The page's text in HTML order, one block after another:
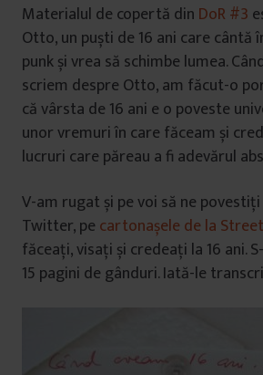
Materialul de copertă din DoR #3
Otto, un puști de 16 ani care cântă
punk și vrea să schimbe lumea.
scriem despre Otto, am făcut-o
că vârsta de 16 ani e o poveste
unor vremuri în care făceam și
lucruri care păreau a fi adevărul
V-am rugat și pe voi să ne povestiți
Twitter, pe cartonașele de la
făceați, visați și credeați la 16 ani.
15 pagini de gânduri. Iată-le